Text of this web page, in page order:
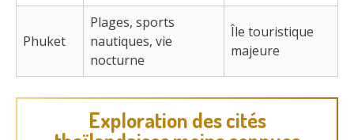
Phuket
Plages, sports
nautiques, vie
nocturne
Île touristique
majeure
Exploration des cités